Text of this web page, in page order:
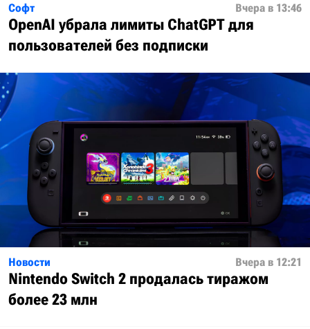
Софт Вчера в 13:46
OpenAI убрала лимиты ChatGPT для
пользователей без подписки
Новости Вчера в 12:21
Nintendo Switch 2 продалась тиражом
более 23 млн